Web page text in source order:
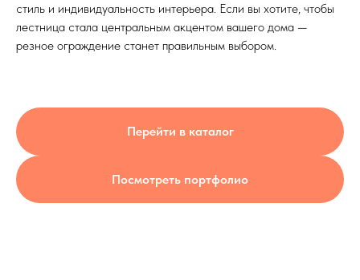
стиль и индивидуальность интерьера. Если вы хотите, чтобы
лестница стала центральным акцентом вашего дома —
резное ограждение станет правильным выбором.
Перейти в каталог
Посмотреть портфолио